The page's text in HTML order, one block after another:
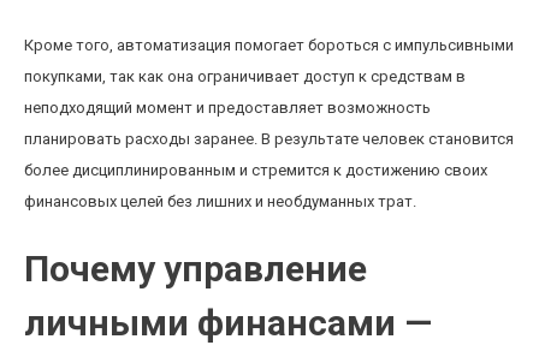
Кроме того, автоматизация помогает бороться с импульсивными
покупками, так как она ограничивает доступ к средствам в
неподходящий момент и предоставляет возможность
планировать расходы заранее. В результате человек становится
более дисциплинированным и стремится к достижению своих
финансовых целей без лишних и необдуманных трат.
Почему управление
личными финансами —